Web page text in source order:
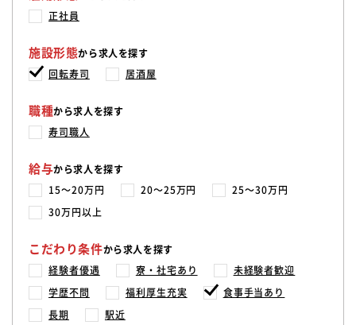
正社員
施設形態から求人を探す
回転寿司 居酒屋
職種から求人を探す
寿司職人
給与から求人を探す
15〜20万円 20〜25万円 25〜30万円
30万円以上
こだわり条件から求人を探す
経験者優遇 寮・社宅あり 未経験者歓迎
学歴不問 福利厚生充実 食事手当あり
長期 駅近